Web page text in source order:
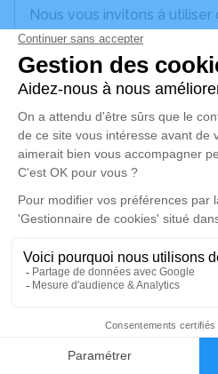
Faire-part
Nous vous invitons à
laisser vos condoléances,
souvenirs, une anecdote ou
à travers des poèmes ou
est un lieu d'expression
mémoire de Jean-Pierre
Cérémonie civile
mardi 25 juin 2024 à
Crématorium du
Lacasse
31410 Lavernose-